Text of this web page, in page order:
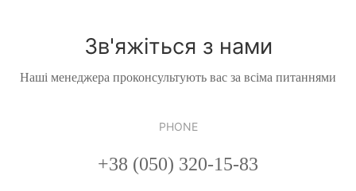
Зв'яжіться з нами
Наші менеджера проконсультують вас за всіма питаннями
PHONE
+38 (050) 320-15-83